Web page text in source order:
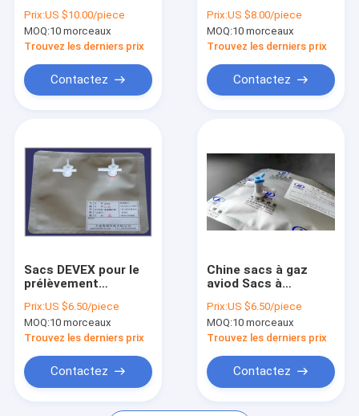
Produits
A propos de nous
Visite d'usine
Demande de soumission
Sacs de prélèvement de gaz de Tedlar® PVF
multicouche avec
bouche d'ouverture
latérale, vanne PC,
port 25L 1/4'' 6,35
mm
Prix:US $10.00/piece
MOQ:10 morceaux
Trouvez les derniers prix
Contactez
papier plastique
multicouche avec
seringuette à double
à bouchon
d'ouverture latérale
Prix:US $8.00/piece
MOQ:10 morceaux
Trouvez les derniers prix
Contactez
Sacs DEVEX pour le
prélèvement
bouchon d'ouverture
latérale et double
vanne à septum pour
seringues DEV22_5L
Prix:US $6.50/piece
MOQ:10 morceaux
Trouvez les derniers prix
Contactez
Chine sacs à gaz
aviod Sacs à
multicouches en
papier Al avec vanne
d'ouverture latérale
Prix:US $6.50/piece
MOQ:10 morceaux
Trouvez les derniers prix
Contactez